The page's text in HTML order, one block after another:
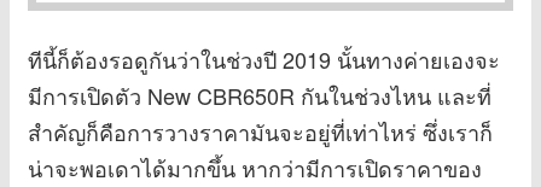
ทีนี้ก็ต้องรอดูกันว่าในช่วงปี 2019 นั้นทางค่ายเองจะ
มีการเปิดตัว New CBR650R กันในช่วงไหน และที่
สำคัญก็คือการวางราคามันจะอยู่ที่เท่าไหร่ ซึ่งเราก็
น่าจะพอเดาได้มากขึ้น หากว่ามีการเปิดราคาของ